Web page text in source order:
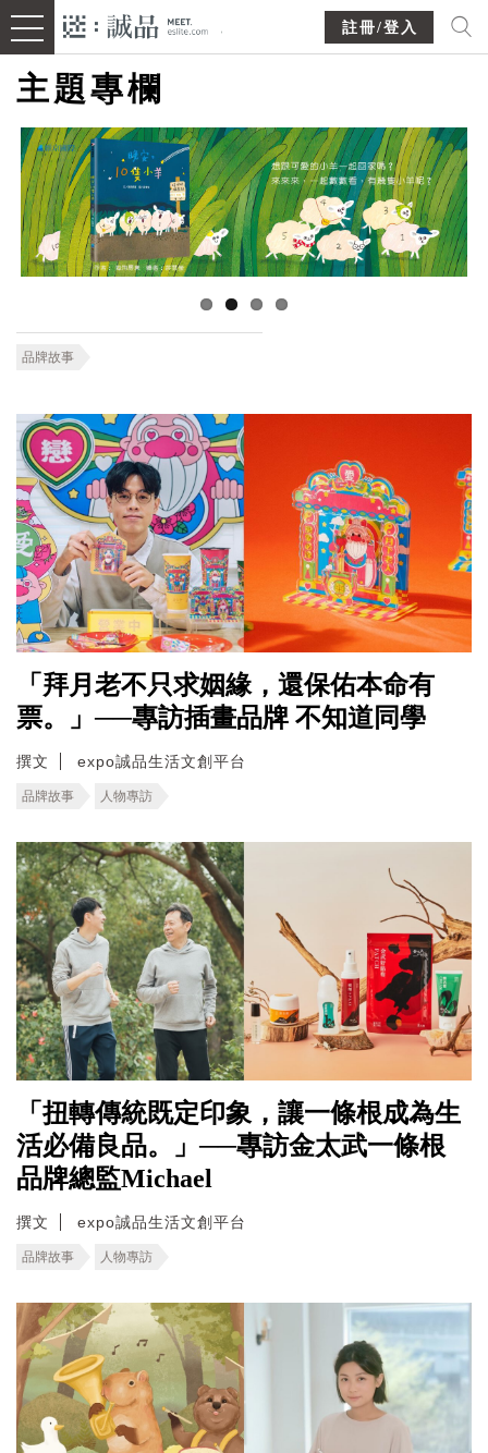
註冊/登入
主題專欄
品牌故事
「拜月老不只求姻緣，還保佑本命有
票。」──專訪插畫品牌 不知道同學
撰文 expo誠品生活文創平台
品牌故事 人物專訪
「扭轉傳統既定印象，讓一條根成為生
活必備良品。」──專訪金太武一條根
品牌總監Michael
撰文 expo誠品生活文創平台
品牌故事 人物專訪